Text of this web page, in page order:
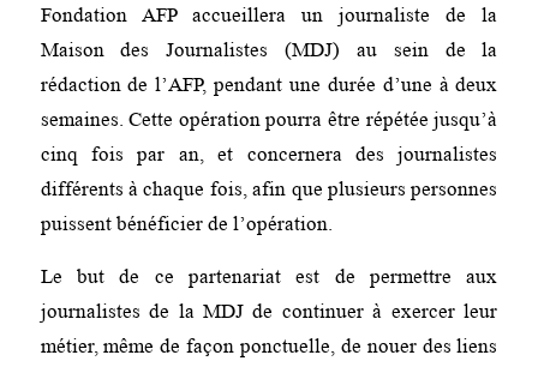
Fondation AFP accueillera un journaliste de la
Maison des Journalistes (MDJ) au sein de la
rédaction de l’AFP, pendant une durée d’une à deux
semaines. Cette opération pourra être répétée jusqu’à
cinq fois par an, et concernera des journalistes
différents à chaque fois, afin que plusieurs personnes
puissent bénéficier de l’opération.
Le but de ce partenariat est de permettre aux
journalistes de la MDJ de continuer à exercer leur
métier, même de façon ponctuelle, de nouer des liens